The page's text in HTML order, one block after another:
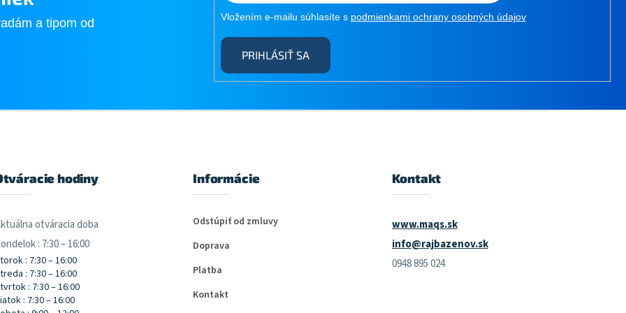
a tipom od
Vložením e-mailu súhlasíte s podmienkami ochrany osobných údajov
PRIHLÁSIŤ SA
hodiny
otváracia doba
: 7:30 – 16:00
: 7:30 – 16:00
: 7:30 – 16:00
: 7:30 – 16:00
: 7:30 – 16:00
Informácie
Odstúpiť od zmluvy
Doprava
Platba
Kontakt
Kontakt
www.maqs.sk
info@rajbazenov.sk
0948 895 024